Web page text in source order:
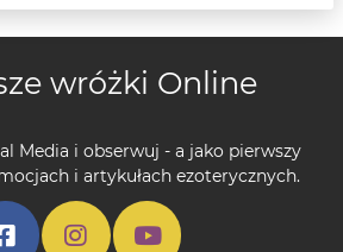
wróżki Online
Media i obserwuj - a jako pierwszy
i artykułach ezoterycznych.